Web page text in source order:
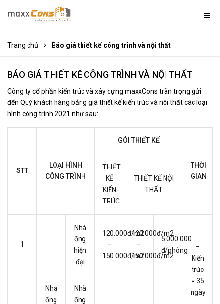
Trang chủ Báo giá thiết kế công trình và nội thất
BÁO GIÁ THIẾT KẾ CÔNG TRÌNH VÀ NỘI THẤT
Công ty cổ phần kiến trúc và xây dựng maxxCons trân trọng gửi
đến Quý khách hàng bảng giá thiết kế kiến trúc và nội thất các loại
hình công trình 2021 như sau:
STT
LOẠI HÌNH
CÔNG TRÌNH
GÓI THIẾT KẾ
THỜI
GIAN
THIẾT
KẾ
KIẾN
TRÚC
THIẾT KẾ NỘI
THẤT
1
Nhà
ống
Nhà
ống
hiện
đại
120.000đ/m2
–
150.000đ/m2
120.000đ/m2
–
150.000đ/m2
5.000.000
đ/phòng
–
Kiến
trúc
= 35
ngày
Nhà
ống